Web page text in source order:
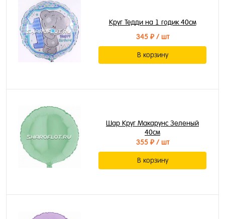
Круг Тедди на 1 годик 40см
345 ₽/ шт
В корзину
Шар Круг Макарунс Зеленый
40см
355 ₽/ шт
В корзину